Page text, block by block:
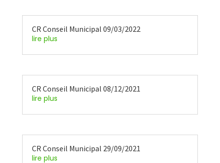
CR Conseil Municipal 09/03/2022
lire plus
CR Conseil Municipal 08/12/2021
lire plus
CR Conseil Municipal 29/09/2021
lire plus